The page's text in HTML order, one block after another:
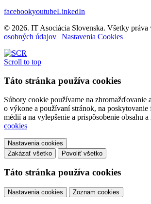
facebookyoutubeLinkedIn
© 2026. IT Asociácia Slovenska. Všetky práva
osobných údajov | Nastavenia Cookies
Scroll to top
Táto stránka používa cookies
Súbory cookie používame na zhromažďovanie
o výkone a používaní stránok, na
médií a na vylepšenie a prispôsobenie obsahu a
cookies
Nastavenia cookies
Zakázať všetko
Povoliť všetko
Táto stránka používa cookies
Nastavenia cookies Zoznam cookies